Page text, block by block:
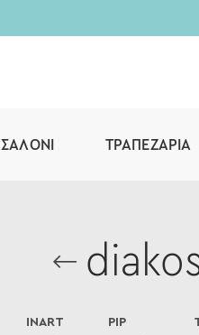
ΣΑΛΌΝΙ ΤΡΑΠΕΖΑΡΊΑ
INART PIP